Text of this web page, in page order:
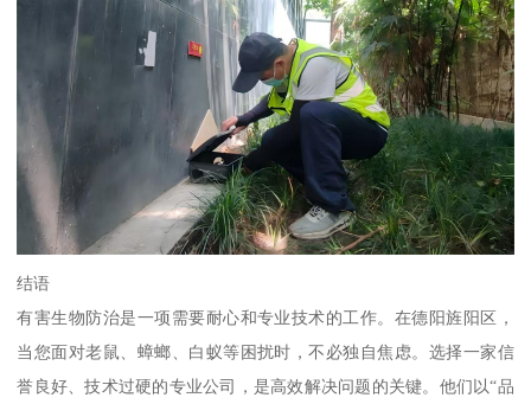
结语
有害生物防治是一项需要耐心和专业技术的工作。在德阳旌阳区，
当您面对老鼠、蟑螂、白蚁等困扰时，不必独自焦虑。选择一家信
誉良好、技术过硬的专业公司，是高效解决问题的关键。他们以“品